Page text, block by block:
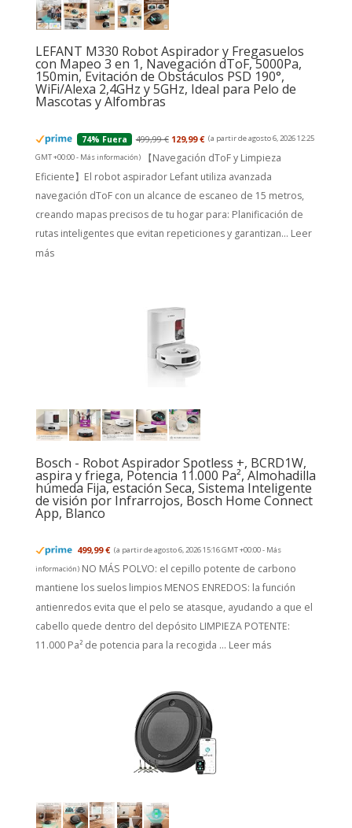
LEFANT M330 Robot Aspirador y Fregasuelos
con Mapeo 3 en 1, Navegación dToF, 5000Pa,
150min, Evitación de Obstáculos PSD 190°,
WiFi/Alexa 2,4GHz y 5GHz, Ideal para Pelo de
Mascotas y Alfombras
74% Fuera 499,99 € 129,99 € (a partir de agosto 6, 2026 12:25
GMT +00:00 - Más información)
【Navegación dToF y Limpieza
Eficiente】El robot aspirador Lefant utiliza avanzada
navegación dToF con un alcance de escaneo de 15 metros,
creando mapas precisos de tu hogar para: Planificación de
rutas inteligentes que evitan repeticiones y garantizan... Leer
más
Bosch - Robot Aspirador Spotless +, BCRD1W,
aspira y friega, Potencia 11.000 Pa², Almohadilla
húmeda Fija, estación Seca, Sistema Inteligente
de visión por Infrarrojos, Bosch Home Connect
App, Blanco
499,99 € (a partir de agosto 6, 2026 15:16 GMT +00:00 - Más
información) NO MÁS POLVO: el cepillo potente de carbono
mantiene los suelos limpios MENOS ENREDOS: la función
antienredos evita que el pelo se atasque, ayudando a que el
cabello quede dentro del depósito LIMPIEZA POTENTE:
11.000 Pa² de potencia para la recogida ... Leer más